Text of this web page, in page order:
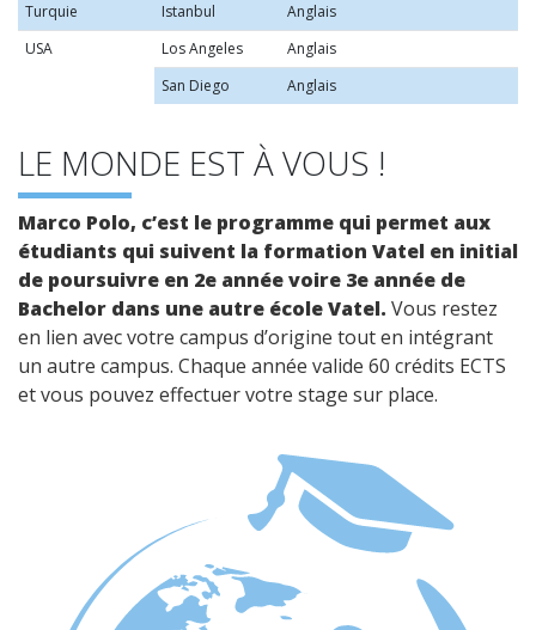
Turquie
Istanbul
Anglais
USA
Los Angeles
Anglais
San Diego
Anglais
LE MONDE EST À VOUS !
Marco Polo, c’est le programme qui permet aux
étudiants qui suivent la formation Vatel en initial
de poursuivre en 2e année voire 3e année de
Bachelor dans une autre école Vatel. Vous restez
en lien avec votre campus d’origine tout en intégrant
un autre campus. Chaque année valide 60 crédits ECTS
et vous pouvez effectuer votre stage sur place.